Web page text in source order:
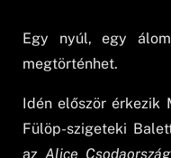
Egy nyúl, egy
megtörténhet.
Idén először érkezik
Fülöp-szigeteki
azAlice